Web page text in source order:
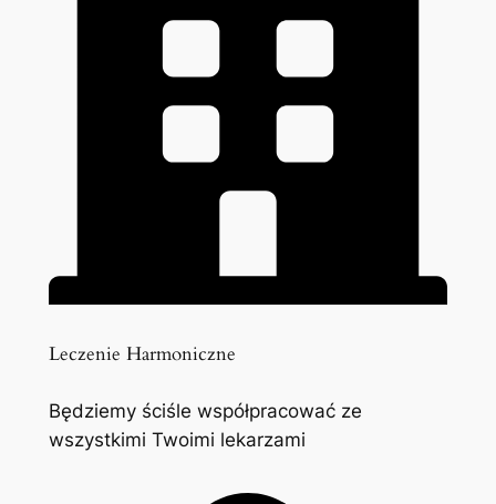
Leczenie Harmoniczne
Będziemy ściśle współpracować ze
wszystkimi Twoimi lekarzami